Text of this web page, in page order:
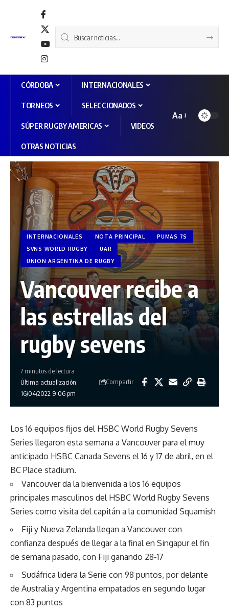
CÓRDOBA INTERNACIONALES
TORNEOS SELECCIONADOS
SÚPER RUGBY AMERICAS VIDEOS
OTRAS NOTICIAS
Aa
INTERNACIONALES NOTA PRINCIPAL
PUMAS 7S
SVNS WORLD RUGBY
UAR
UNION ARGENTINA DE RUGBY
Vancouver recibe a
las estrellas del
rugby sevens
Última actualización:
16/04/2022 9:06 pm
7 minutos de lectura
Compartir
Los 16 equipos fijos del HSBC World Rugby Sevens
Series llegaron esta semana a Vancouver para el muy
anticipado HSBC Canada Sevens el 16 y 17 de abril, en el
BC Place stadium.
Vancouver da la bienvenida a los 16 equipos
principales masculinos del HSBC World Rugby Sevens
Series como visita del capitán a la comunidad Squamish
Fiji y Nueva Zelanda llegan a Vancouver con
confianza después de llegar a la final en Singapur el fin
de semana pasado, con Fiji ganando 28-17
Sudáfrica lidera la Serie con 98 puntos, por delante
de Australia y Argentina empatados en segundo lugar
con 83 puntos